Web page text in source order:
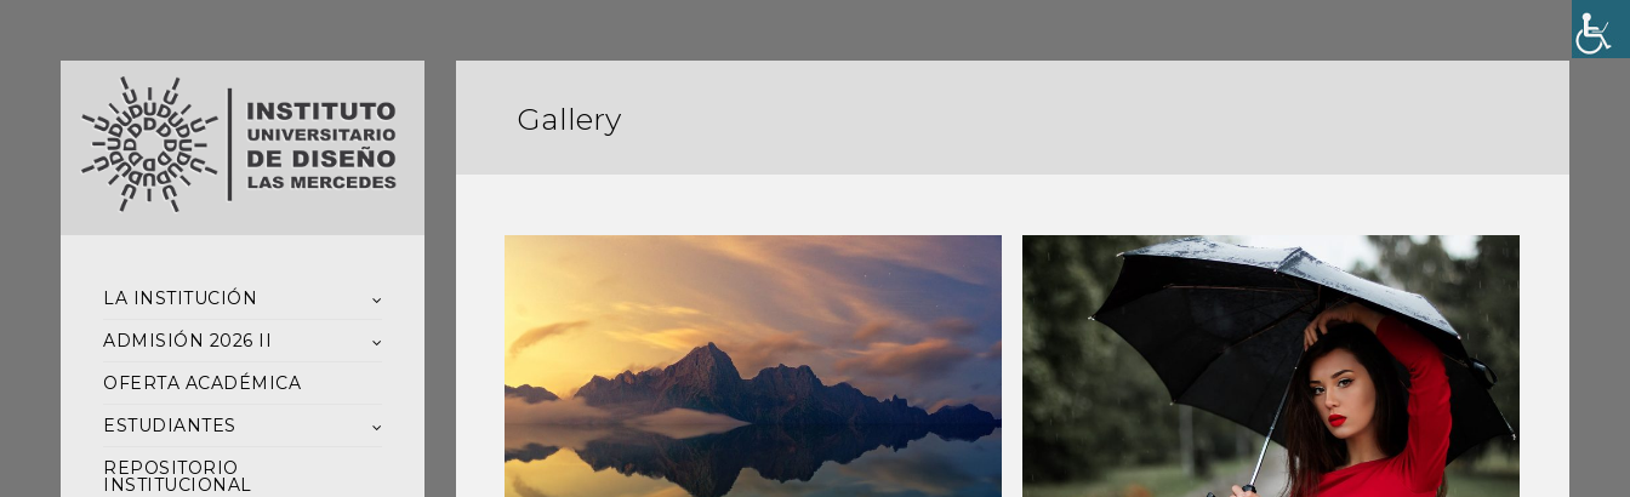
LA INSTITUCIÓN
ADMISIÓN 2026 II
OFERTA ACADÉMICA
ESTUDIANTES
REPOSITORIO
INSTITUCIONAL
Gallery